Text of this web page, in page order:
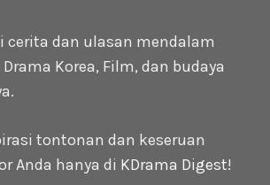
cerita dan ulasan mendalam
Korea, Film, dan budaya
tontonan dan keseruan
Anda hanya di KDrama Digest!